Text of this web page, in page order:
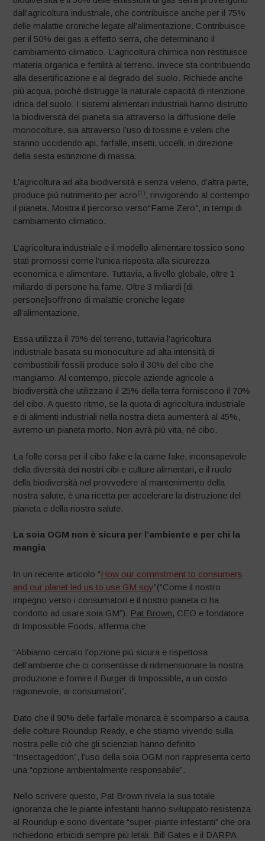
dall’agricoltura industriale, che contribuisce anche per il 75%
delle malattie croniche legate all’alimentazione. Contribuisce
per il 50% dei gas a effetto serra, che determinano il
cambiamento climatico. L’agricoltura chimica non restituisce
materia organica e fertilità al terreno. Invece sta contribuendo
alla desertificazione e al degrado del suolo. Richiede anche
più acqua, poiché distrugge la naturale capacità di ritenzione
idrica del suolo. I sistemi alimentari industriali hanno distrutto
la biodiversità del pianeta sia attraverso la diffusione delle
monocolture, sia attraverso l’uso di tossine e veleni che
stanno uccidendo api, farfalle, insetti, uccelli, in direzione
della sesta estinzione di massa.
L’agricoltura ad alta biodiversità e senza veleno, d’altra parte,
produce più nutrimento per acro(1) , rinvigorendo al contempo
il pianeta. Mostra il percorso verso“Fame Zero”, in tempi di
cambiamento climatico.
L’agricoltura industriale e il modello alimentare tossico sono
stati promossi come l’unica risposta alla sicurezza
economica e alimentare. Tuttavia, a livello globale, oltre 1
miliardo di persone ha fame. Oltre 3 miliardi [di
persone]soffrono di malattie croniche legate
all’alimentazione.
Essa utilizza il 75% del terreno, tuttavia l’agricoltura
industriale basata su monoculture ad alta intensità di
combustibili fossili produce solo il 30% del cibo che
mangiamo. Al contempo, piccole aziende agricole a
biodiversità che utilizzano il 25% della terra forniscono il 70%
del cibo. A questo ritmo, se la quota di agricoltura industriale
e di alimenti industriali nella nostra dieta aumenterà al 45%,
avremo un pianeta morto. Non avrà più vita, né cibo.
La folle corsa per il cibo fake e la carne fake, inconsapevole
della diversità dei nostri cibi e culture alimentari, e il ruolo
della biodiversità nel provvedere al mantenimento della
nostra salute, è una ricetta per accelerare la distruzione del
pianeta e della nostra salute.
La soia OGM non è sicura per l’ambiente e per chi la
mangia
In un recente articolo “How our commitment to consumers
and our planet led us to use GM soy”(“Come il nostro
impegno verso i consumatori e il nostro pianeta ci ha
condotto ad usare soia GM”), Pat Brown, CEO e fondatore
di Impossible Foods, afferma che:
“Abbiamo cercato l’opzione più sicura e rispettosa
dell’ambiente che ci consentisse di ridimensionare la nostra
produzione e fornire il Burger di Impossible, a un costo
ragionevole, ai consumatori”.
Dato che il 90% delle farfalle monarca è scomparso a causa
delle colture Roundup Ready, e che stiamo vivendo sulla
nostra pelle ciò che gli scienziati hanno definito
“Insectageddon”, l’uso della soia OGM non rappresenta certo
una “opzione ambientalmente responsabile”.
Nello scrivere questo, Pat Brown rivela la sua totale
ignoranza che le piante infestanti hanno sviluppato resistenza
al Roundup e sono diventate “super-piante infestanti” che ora
richiedono erbicidi sempre più letali. Bill Gates e il DARPA